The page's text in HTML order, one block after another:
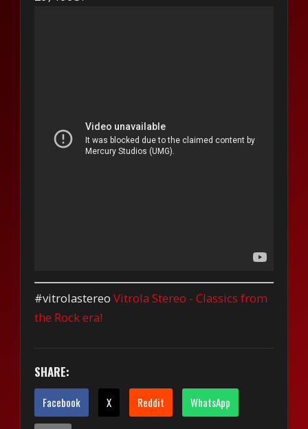
#vitrolastereoVitrola Stereo - Classics from
the Rock era!
SHARE:
Facebook X Reddit WhatsApp